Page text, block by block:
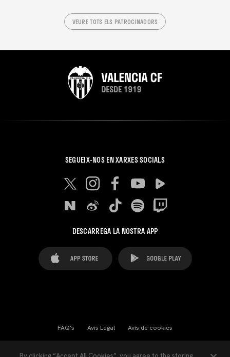
VEURE TOTS ELS PATROCINADORS
SEGUEIX-NOS EN XARXES SOCIALS
DESCARREGA LA NOSTRA APP
FAQ's Avís Legal Avís de cookies